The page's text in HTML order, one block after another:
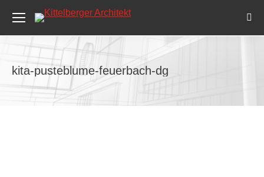
kita-pusteblume-feuerbach-dg